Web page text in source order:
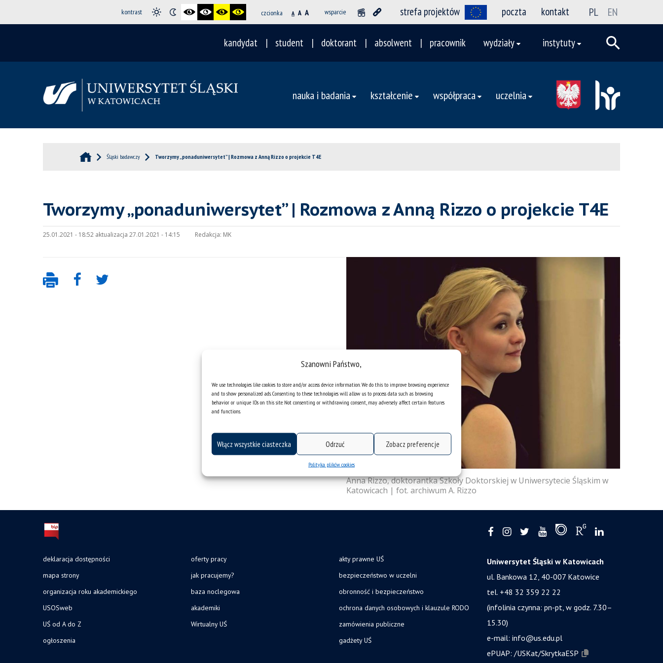
Szanowni Państwo,
We use technologies like cookies to store and/or access device information. We do this to improve browsing experience
and to show personalized ads. Consenting to these technologies will allow us to process data such as browsing
behavior or unique IDs on this site. Not consenting or withdrawing consent, may adversely affect certain features
and functions.
Włącz wszystkie ciasteczka Odrzuć Zobacz preferencje
Polityka plików cookies
kontrast czcionka A A A wsparcie strefa projektów poczta kontakt PL EN
kandydat student doktorant absolwent pracownik wydziały instytuty
nauka i badania kształcenie współpraca uczelnia
Śląski badawczy Tworzymy „ponaduniwersytet” | Rozmowa z Anną Rizzo o projekcie T4E
Tworzymy „ponaduniwersytet” | Rozmowa z Anną Rizzo o projekcie T4E
25.01.2021 - 18:52 aktualizacja 27.01.2021 - 14:15 Redakcja: MK
Anna Rizzo, doktorantka Szkoły Doktorskiej w Uniwersytecie Śląskim w
Katowicach | fot. archiwum A. Rizzo
deklaracja dostępności
mapa strony
organizacja roku akademickiego
USOSweb
UŚ od A do Z
ogłoszenia
oferty pracy
jak pracujemy?
baza noclegowa
akademiki
Wirtualny UŚ
akty prawne UŚ
bezpieczeństwo w uczelni
obronność i bezpieczeństwo
ochrona danych osobowych i klauzule RODO
zamówienia publiczne
gadżety UŚ
Uniwersytet Śląski w Katowicach
ul. Bankowa 12, 40-007 Katowice
tel. +48 32 359 22 22
(infolinia czynna: pn-pt, w godz. 7.30–
15.30)
e-mail: info@us.edu.pl
ePUAP: /USKat/SkrytkaESP